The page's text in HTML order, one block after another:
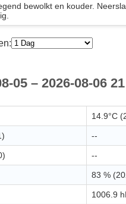
bewolkt en kouder.
05 – 2026-08-06
14.9°C
--
--
83 %
1006.9